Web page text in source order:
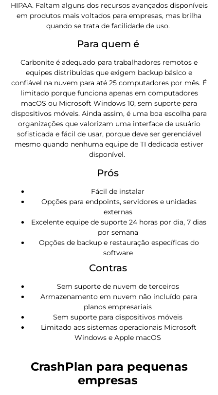
HIPAA. Faltam alguns dos recursos avançados disponíveis
em produtos mais voltados para empresas, mas brilha
quando se trata de facilidade de uso.
Para quem é
Carbonite é adequado para trabalhadores remotos e
equipes distribuídas que exigem backup básico e
confiável na nuvem para até 25 computadores por mês. É
limitado porque funciona apenas em computadores
macOS ou Microsoft Windows 10, sem suporte para
dispositivos móveis. Ainda assim, é uma boa escolha para
organizações que valorizam uma interface de usuário
sofisticada e fácil de usar, porque deve ser gerenciável
mesmo quando nenhuma equipe de TI dedicada estiver
disponível.
Prós
Fácil de instalar
Opções para endpoints, servidores e unidades
externas
Excelente equipe de suporte 24 horas por dia, 7 dias
por semana
Opções de backup e restauração específicas do
software
Contras
Sem suporte de nuvem de terceiros
Armazenamento em nuvem não incluído para
planos empresariais
Sem suporte para dispositivos móveis
Limitado aos sistemas operacionais Microsoft
Windows e Apple macOS
CrashPlan para pequenas
empresas